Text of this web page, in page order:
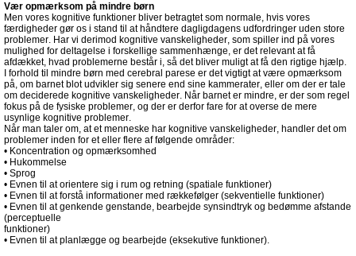
Vær opmærksom på mindre børn
Men vores kognitive funktioner bliver betragtet som normale, hvis vores
færdigheder gør os i stand til at håndtere dagligdagens udfordringer uden store
problemer. Har vi derimod kognitive vanskeligheder, som spiller ind på vores
mulighed for deltagelse i forskellige sammenhænge, er det relevant at få
afdækket, hvad problemerne består i, så det bliver muligt at få den rigtige hjælp.
I forhold til mindre børn med cerebral parese er det vigtigt at være opmærksom
på, om barnet blot udvikler sig senere end sine kammerater, eller om der er tale
om deciderede kognitive vanskeligheder. Når barnet er mindre, er der som regel
fokus på de fysiske problemer, og der er derfor fare for at overse de mere
usynlige kognitive problemer.
Når man taler om, at et menneske har kognitive vanskeligheder, handler det om
problemer inden for et eller flere af følgende områder:
• Koncentration og opmærksomhed
• Hukommelse
• Sprog
• Evnen til at orientere sig i rum og retning (spatiale funktioner)
• Evnen til at forstå informationer med rækkefølger (sekventielle funktioner)
• Evnen til at genkende genstande, bearbejde synsindtryk og bedømme afstande
(perceptuelle
funktioner)
• Evnen til at planlægge og bearbejde (eksekutive funktioner).